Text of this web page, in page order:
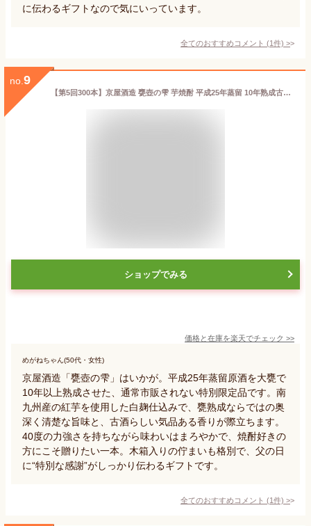
に伝わるギフトなので気にいっています。
全てのおすすめコメント (1件) >
no. 9
【第5回300本】京屋酒造 甕壺の雫 芋焼酎 平成25年蒸留 10年熟成古酒 大甕仕込み 紅芋使用 特別限定品 40° 720ML 木箱入 (甕雫 亀雫 お酒 ギフト プレゼント ランキング 人気 誕生日 内祝い お礼 お祝い ラッピング 退職祝い 退職祝い 上司 お中元 父の日 入手困難)
ショップでみる
価格と在庫を楽天でチェック >>
めがねちゃん(50代・女性)
京屋酒造「甕壺の雫」はいかが。平成25年蒸留原酒を大甕で
10年以上熟成させた、通常市販されない特別限定品です。南
九州産の紅芋を使用した白麹仕込みで、甕熟成ならではの奥
深く清楚な旨味と、古酒らしい気品ある香りが際立ちます。
40度の力強さを持ちながら味わいはまろやかで、焼酎好きの
方にこそ贈りたい一本。木箱入りの佇まいも格別で、父の日
に“特別な感謝”がしっかり伝わるギフトです。
全てのおすすめコメント (1件) >